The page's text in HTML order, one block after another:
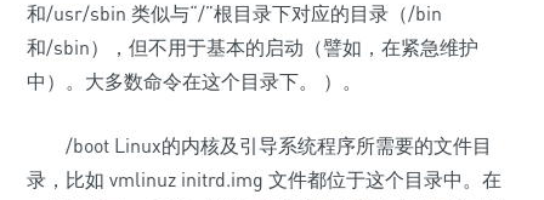
和/usr/sbin 类似与“/”根目录下对应的目录（/bin
和/sbin），但不用于基本的启动（譬如，在紧急维护
中）。大多数命令在这个目录下。 ）。
/boot Linux的内核及引导系统程序所需要的文件目
录，比如 vmlinuz initrd.img 文件都位于这个目录中。在